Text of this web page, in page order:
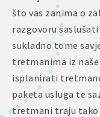
što vas zanima o
razgovoru
sukladno tome
tretmanima iz
isplanirati
paketa usluga te
tretmani traju tako